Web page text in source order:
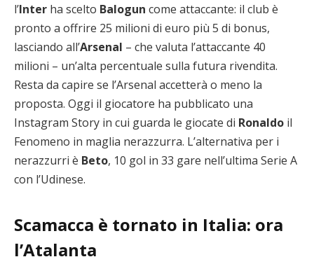
l’Inter ha scelto Balogun come attaccante: il club è
pronto a offrire 25 milioni di euro più 5 di bonus,
lasciando all’Arsenal – che valuta l’attaccante 40
milioni – un’alta percentuale sulla futura rivendita.
Resta da capire se l’Arsenal accetterà o meno la
proposta. Oggi il giocatore ha pubblicato una
Instagram Story in cui guarda le giocate di Ronaldo il
Fenomeno in maglia nerazzurra. L’alternativa per i
nerazzurri è Beto, 10 gol in 33 gare nell’ultima Serie A
con l’Udinese.
Scamacca è tornato in Italia: ora
l’Atalanta